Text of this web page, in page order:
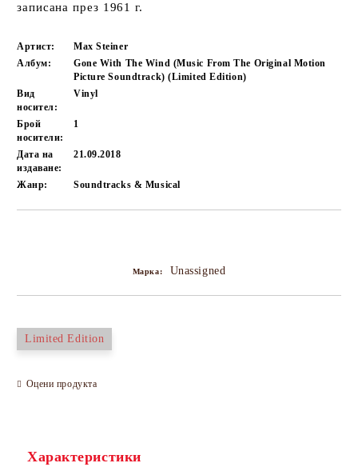
записана през 1961 г.
Артист:
Max Steiner
Албум:
Gone With The Wind (Music From The Original Motion
Picture Soundtrack) (Limited Edition)
Вид
носител:
Vinyl
Брой
носители:
1
Дата на
издаване:
21.09.2018
Жанр: Soundtracks & Musical
Марка: Unassigned
Limited Edition
Оцени продукта
Характеристики